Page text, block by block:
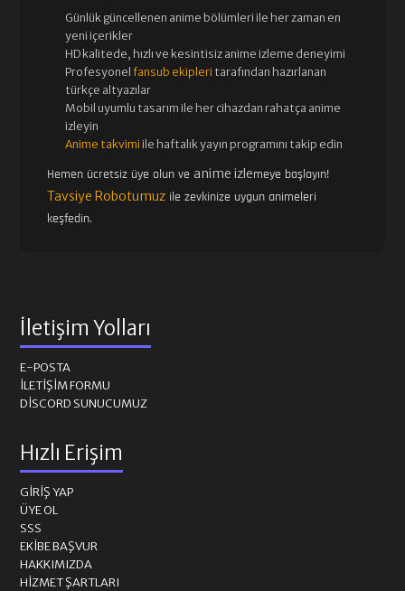
49. BÖLÜM 50. BÖLÜM FINAL
Günlük güncellenen anime bölümleri ile her zaman en
yeni içerikler
HD kalitede, hızlı ve kesintisiz anime izleme deneyimi
Profesyonelfansub ekipleri tarafından hazırlanan
türkçe altyazılar
Mobil uyumlu tasarım ile her cihazdan rahatça anime
izleyin
Anime takvimi ile haftalık yayın programını takip edin
Hemen ücretsiz üye olun ve anime izlemeye başlayın!
Tavsiye Robotumuz ile zevkinize uygun animeleri
keşfedin.
İletişim Yolları
E-POSTA
İLETIŞIM FORMU
DISCORD SUNUCUMUZ
Hızlı Erişim
GIRIŞ YAP
ÜYE OL
SSS
EKIBE BAŞVUR
HAKKIMIZDA
HIZMET ŞARTLARI